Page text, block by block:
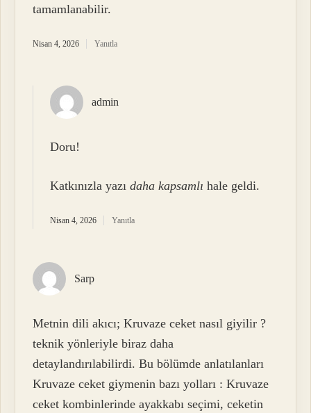
tamamlanabilir.
Nisan 4, 2026 Yanıtla
admin
Doru!
Katkınızla yazıdaha kapsamlı hale geldi.
Nisan 4, 2026 Yanıtla
Sarp
Metnin dili akıcı; Kruvaze ceket nasıl giyilir ?
teknik yönleriyle biraz daha
detaylandırılabilirdi. Bu bölümde anlatılanları
Kruvaze ceket giymenin bazı yolları : Kruvaze
ceket kombinlerinde ayakkabı seçimi, ceketin